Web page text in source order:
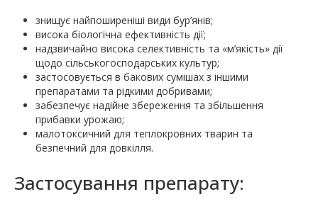
знищує найпоширеніші види бур’янів;
висока біологічна ефективність дії;
надзвичайно висока селективність та «м’якість» дії
щодо сільськогосподарських культур;
застосовується в бакових сумішах з іншими
препарата­ми та рідкими добривами;
забезпечує надійне збереження та збільшення
прибавки урожаю;
малотоксичний для теплокровних тварин та
безпечний для довкілля.
Застосування препарату: